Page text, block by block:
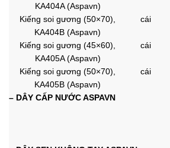
KA404A (Aspavn)
Kiếng soi gương (50×70),
KA404B (Aspavn)
cái
Kiếng soi gương (45×60),
KA405A (Aspavn)
cái
Kiếng soi gương (50×70),
KA405B (Aspavn)
cái
– DÂY CẤP NƯỚC ASPAVN